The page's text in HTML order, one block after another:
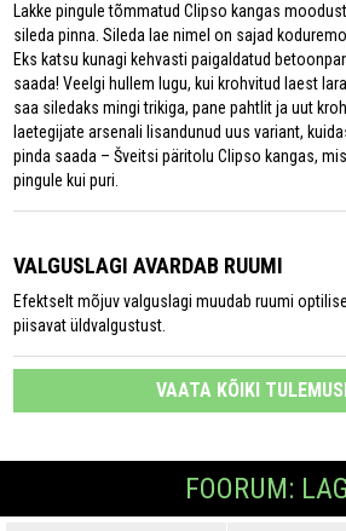
Lakke pingule tõmmatud Clipso kangas
sileda pinna. Sileda lae nimel on sajad
Eks katsu kunagi kehvasti paigaldatud
saada! Veelgi hullem lugu, kui krohvitud laest
saa siledaks mingi trikiga, pane pahtlit ja uut
laetegijate arsenali lisandunud uus variant,
pinda saada – Šveitsi päritolu Clipso kangas,
pingule kui puri.
VALGUSLAGI AVARDAB RUUMI
Efektselt mõjuv valguslagi muudab ruumi
piisavat üldvalgustust.
VAATA KÕIKI
FOORUM: